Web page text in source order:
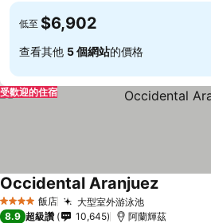
低至 $6,902
查看其他 5 個網站的價格
受歡迎的住宿
4 星級 飯店 大型室外游泳池
Occidental Aranjuez
8.9 超級讚 10,645 阿蘭輝茲